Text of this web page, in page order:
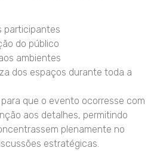
participantes
do público
ambientes
dos espaços durante toda a
que o evento ocorresse com
aos detalhes, permitindo
plenamente no
estratégicas.